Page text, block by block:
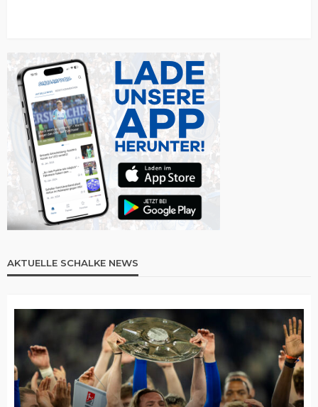
AKTUELLE SCHALKE NEWS